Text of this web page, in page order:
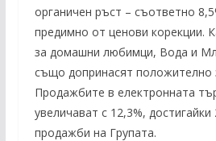
органичен ръст – съответно
предимно от ценови корекции.
за домашни любимци, Вода и
също допринасят положително
Продажбите в електронната
увеличават с 12,3%,
продажби на Групата.